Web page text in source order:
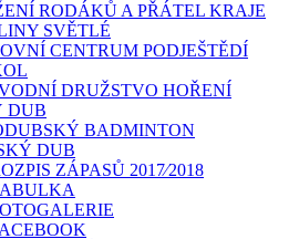
RODÁKŮ A PŘÁTEL KRAJE
SVĚTLÉ
CENTRUM PODJEŠTĚDÍ
DRUŽSTVO HOŘENÍ
DUB
BADMINTON
DUB
ZÁPASŮ 2017⁄2018